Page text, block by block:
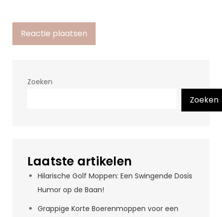
Zoeken
Zoeken
Laatste artikelen
Hilarische Golf Moppen: Een Swingende Dosis
Humor op de Baan!
Grappige Korte Boerenmoppen voor een